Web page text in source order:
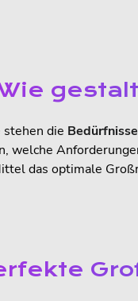
die
welche
das optimale